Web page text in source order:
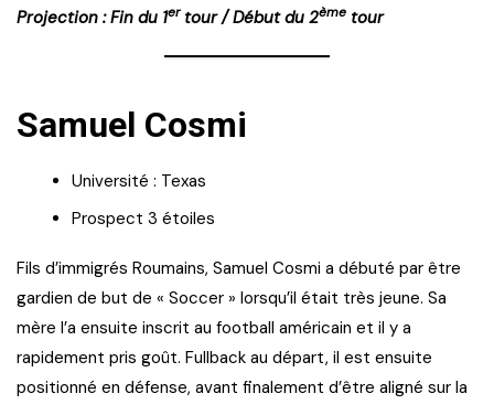
Projection : Fin du 1ertour / Début du 2ème tour
Samuel Cosmi
Université : Texas
Prospect 3 étoiles
Fils d’immigrés Roumains, Samuel Cosmi a débuté par être
gardien de but de « Soccer » lorsqu’il était très jeune. Sa
mère l’a ensuite inscrit au football américain et il y a
rapidement pris goût. Fullback au départ, il est ensuite
positionné en défense, avant finalement d’être aligné sur la